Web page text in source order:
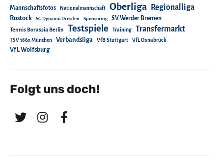
Mannschaftsfotos
Nationalmannschaft Oberliga Regionalliga
Rostock SG Dynamo Dresden Sponsoring SV Werder Bremen
Tennis Borussia Berlin Testspiele Training Transfermarkt
TSV 1860 München Verbandsliga VfB Stuttgart VfL Osnabrück
VfL Wolfsburg
Folgt uns doch!